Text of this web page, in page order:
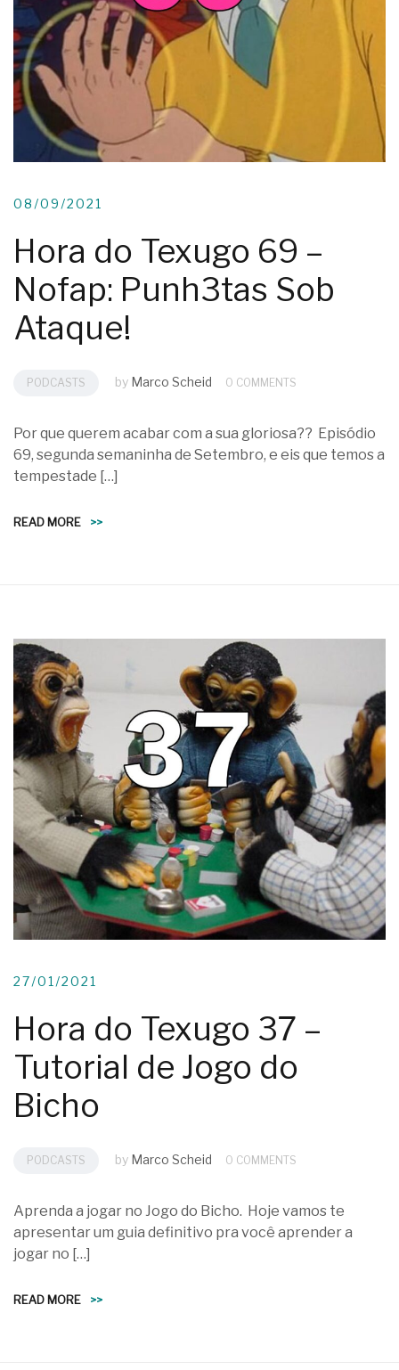
08/09/2021
Hora do Texugo 69 –
Nofap: Punh3tas Sob
Ataque!
PODCASTS by Marco Scheid 0 COMMENTS
Por que querem acabar com a sua gloriosa?? Episódio
69, segunda semaninha de Setembro, e eis que temos a
tempestade […]
READ MORE >>
27/01/2021
Hora do Texugo 37 –
Tutorial de Jogo do
Bicho
PODCASTS by Marco Scheid 0 COMMENTS
Aprenda a jogar no Jogo do Bicho. Hoje vamos te
apresentar um guia definitivo pra você aprender a
jogar no […]
READ MORE >>